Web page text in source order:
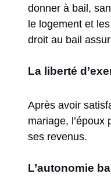
donner à bail,
le logement et
droit au bail
La liberté
Après avoir
mariage, l’époux
ses revenus.
L’autonomie